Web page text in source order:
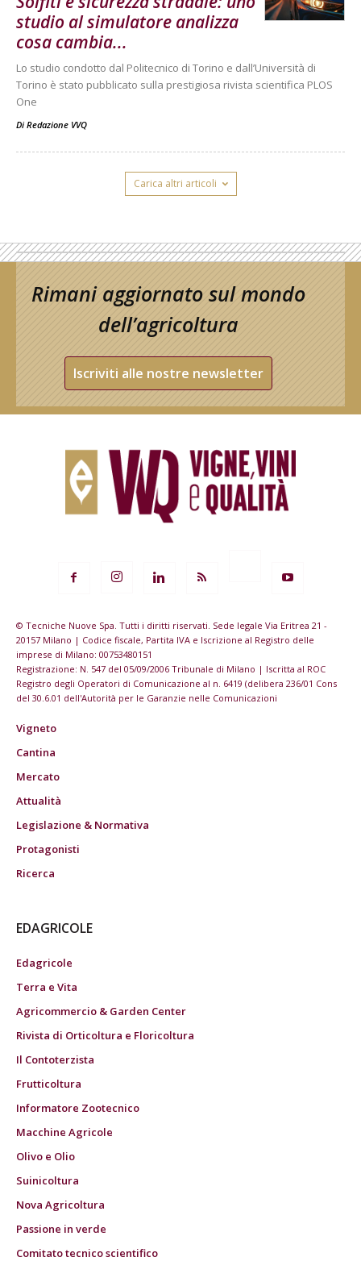
studio al simulatore analizza
cosa cambia...
Lo studio condotto dal Politecnico di Torino e dall’Università di
Torino è stato pubblicato sulla prestigiosa rivista scientifica PLOS
One
Di Redazione VVQ
Carica altri articoli
Rimani aggiornato sul mondo
dell’agricoltura
Iscriviti alle nostre newsletter
© Tecniche Nuove Spa. Tutti i diritti riservati. Sede legale Via Eritrea 21 -
20157 Milano | Codice fiscale, Partita IVA e Iscrizione al Registro delle
imprese di Milano: 00753480151
Registrazione: N. 547 del 05/09/2006 Tribunale di Milano | Iscritta al ROC
Registro degli Operatori di Comunicazione al n. 6419 (delibera 236/01 Cons
del 30.6.01 dell'Autorità per le Garanzie nelle Comunicazioni
Vigneto
Cantina
Mercato
Attualità
Legislazione & Normativa
Protagonisti
Ricerca
EDAGRICOLE
Edagricole
Terra e Vita
Agricommercio & Garden Center
Rivista di Orticoltura e Floricoltura
Il Contoterzista
Frutticoltura
Informatore Zootecnico
Macchine Agricole
Olivo e Olio
Suinicoltura
Nova Agricoltura
Passione in verde
Comitato tecnico scientifico